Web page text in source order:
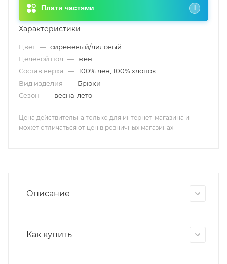
Плати частями i
Характеристики
Цвет — сиреневый/лиловый
Целевой пол — жен
Состав верха — 100% лен; 100% хлопок
Вид изделия — Брюки
Сезон — весна-лето
Цена действительна только для интернет-магазина и
может отличаться от цен в розничных магазинах
Описание
Как купить